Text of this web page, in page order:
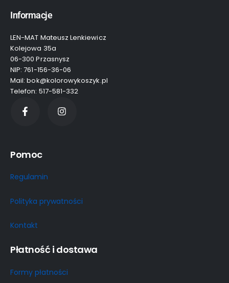
Informacje
LEN-MAT Mateusz Lenkiewicz
Kolejowa 35a
06-300 Przasnysz
NIP: 761-156-36-06
Mail: bok@kolorowykoszyk.pl
Telefon: 517-581-332
Pomoc
Regulamin
Polityka prywatności
Kontakt
Płatność i dostawa
Formy płatności